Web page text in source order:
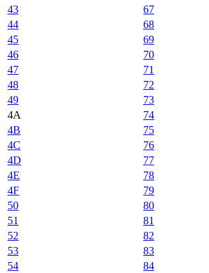
43
67
44
68
45
69
46
70
47
71
48
72
49
73
4A
74
4B
75
4C
76
4D
77
4E
78
4F
79
50
80
51
81
52
82
53
83
54
84